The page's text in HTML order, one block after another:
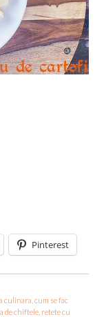
Pinterest
culinara ,cum se fac
de chiftele retete cu